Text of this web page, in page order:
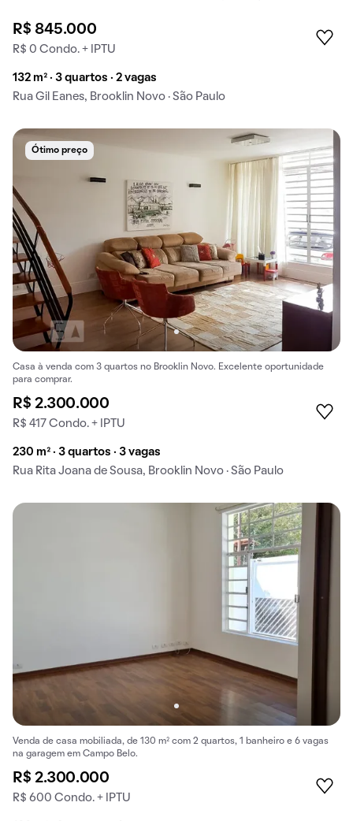
R$ 845.000
R$ 0 Condo. + IPTU
132 m² · 3 quartos · 2 vagas
Rua Gil Eanes, Brooklin Novo · São Paulo
Ótimo preço
Casa à venda com 3 quartos no Brooklin Novo. Excelente oportunidade
para comprar.
R$ 2.300.000
R$ 417 Condo. + IPTU
230 m² · 3 quartos · 3 vagas
Rua Rita Joana de Sousa, Brooklin Novo · São Paulo
Venda de casa mobiliada, de 130 m² com 2 quartos, 1 banheiro e 6 vagas
na garagem em Campo Belo.
R$ 2.300.000
R$ 600 Condo. + IPTU